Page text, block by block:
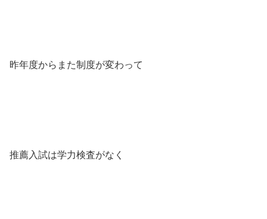
昨年度からまた制度が変わって
推薦入試は学力検査がなく